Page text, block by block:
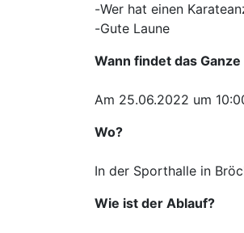
-Wer hat einen
-Gute Laune
Wann findet das
Am 25.06.2022 um
Wo?
In der Sporthalle in
Wie ist der Ablauf?